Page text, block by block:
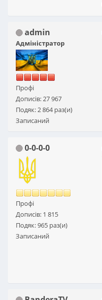
admin
Адміністратор
Профі
Дописів: 27 967
Подяк: 2 864 раз(и)
Записаний
0-0-0-0
Профі
Дописів: 1 815
Подяк: 965 раз(и)
Записаний